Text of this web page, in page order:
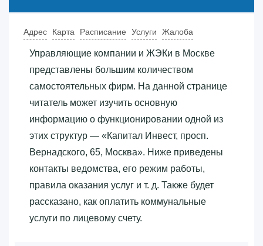
Адрес Карта Расписание Услуги Жалоба
Управляющие компании и ЖЭКи в Москве
представлены большим количеством
самостоятельных фирм. На данной странице
читатель может изучить основную
информацию о функционировании одной из
этих структур — «‎Капитал Инвест, просп.
Вернадского, 65, Москва»‎. Ниже приведены
контакты ведомства, его режим работы,
правила оказания услуг и т. д. Также будет
рассказано, как оплатить коммунальные
услуги по лицевому счету.